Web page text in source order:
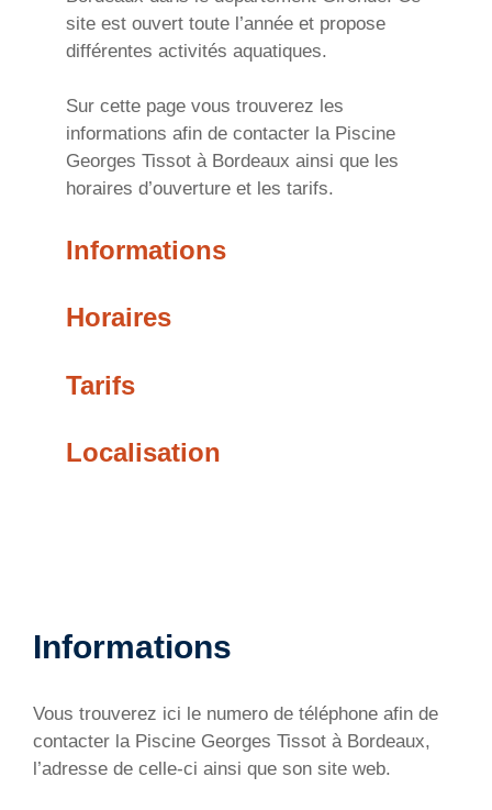
site est ouvert toute l’année et propose
différentes activités aquatiques.
Sur cette page vous trouverez les
informations afin de contacter la Piscine
Georges Tissot à Bordeaux ainsi que les
horaires d’ouverture et les tarifs.
Informations
Horaires
Tarifs
Localisation
Informations
Vous trouverez ici le numero de téléphone afin de
contacter la Piscine Georges Tissot à Bordeaux,
l’adresse de celle-ci ainsi que son site web.